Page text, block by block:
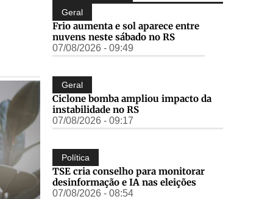
Geral
Frio aumenta e sol aparece entre
nuvens neste sábado no RS
07/08/2026 - 09:49
Geral
Ciclone bomba ampliou impacto da
instabilidade no RS
07/08/2026 - 09:17
Política
TSE cria conselho para monitorar
desinformação e IA nas eleições
07/08/2026 - 08:54